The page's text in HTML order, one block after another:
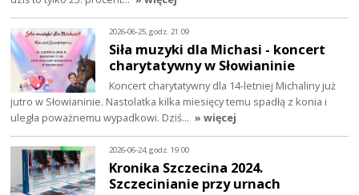
2026-06-25, godz. 21:09
Siła muzyki dla Michasi - koncert
charytatywny w Słowianinie
Koncert charytatywny dla 14-letniej Michaliny już
jutro w Słowianinie. Nastolatka kilka miesięcy temu spadłą z konia i
uległa poważnemu wypadkowi. Dziś… » więcej
2026-06-24, godz. 19:00
Kronika Szczecina 2024.
Szczecinianie przy urnach